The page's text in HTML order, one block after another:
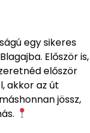
egy sikeres
Először is,
először
akkor az út
jössz,